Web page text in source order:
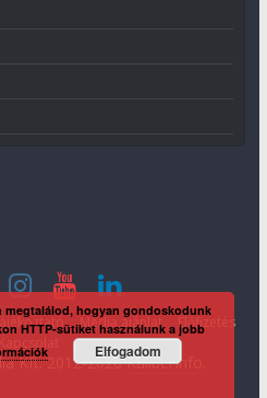
Média ajánlat
Előfizetés
Kft. 2012-2026KaliberInfo
hogyan gondoskodunk
HTTP-sütiket használunk a jobb
Elfogadom